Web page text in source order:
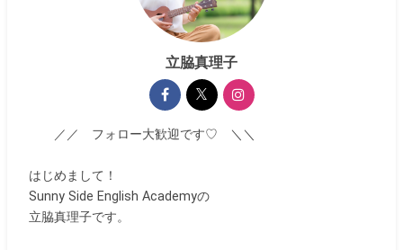
立脇真理子
／／ フォロー大歓迎です♡ ＼＼
はじめまして！
Sunny Side English Academyの
立脇真理子です。